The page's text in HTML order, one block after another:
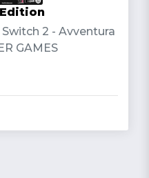
2 - Avventura
GAMES